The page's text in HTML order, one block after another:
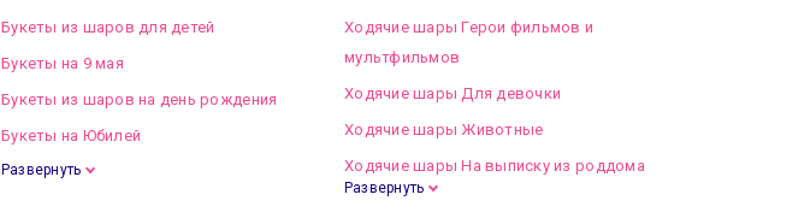
Букеты из шаров для детей
Букеты на 9 мая
Букеты из шаров на день рождения
Букеты на Юбилей
Развернуть
Ходячие шары Герои фильмов и
мультфильмов
Ходячие шары Для девочки
Ходячие шары Животные
Ходячие шары На выписку из роддома
Развернуть